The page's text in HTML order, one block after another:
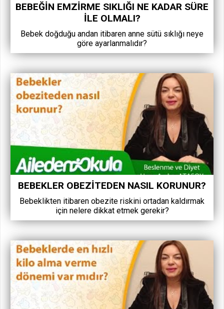
BEBEĞIN EMZIRME SIKLIĞI NE KADAR SÜRE
ILE OLMALI?
Bebek doğduğu andan itibaren anne sütü sıklığı neye
göre ayarlanmalıdır?
BEBEKLER OBEZITEDEN NASIL KORUNUR?
Bebeklikten itibaren obezite riskini ortadan kaldırmak
için nelere dikkat etmek gerekir?